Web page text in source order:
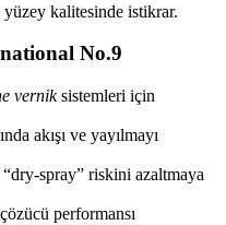
yüzey kalitesinde istikrar.
No.9
verniksistemleri için
akışı ve yayılmayı
spray” riskini azaltmaya
performansı